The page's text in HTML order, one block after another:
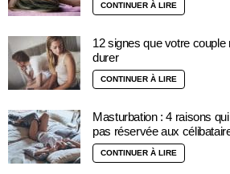
CONTINUER À LIRE
12 signes que votre
durer
CONTINUER À LIRE
Masturbation : 4 raisons qui
pas réservée aux
CONTINUER À LIRE